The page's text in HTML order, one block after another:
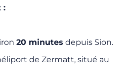
:
20 minutes depuis Sion.
de Zermatt, situé au